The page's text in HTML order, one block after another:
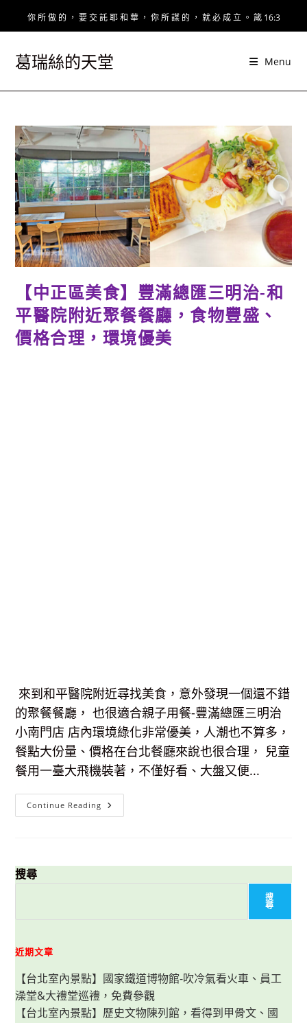
你 所 做 的 ， 要 交 託 耶 和 華 ， 你 所 謀 的 ， 就 必 成 立 。 箴 16:3
葛瑞絲的天堂 Menu
【中正區美食】豐滿總匯三明治-和
平醫院附近聚餐餐廳，食物豐盛、
價格合理，環境優美
來到和平醫院附近尋找美食，意外發現一個還不錯
的聚餐餐廳， 也很適合親子用餐-豐滿總匯三明治
小南門店 店內環境綠化非常優美，人潮也不算多，
餐點大份量、價格在台北餐廳來說也很合理， 兒童
餐用一臺大飛機裝著，不僅好看、大盤又便...
Continue Reading 【中
正
滿
聚
餐
餐
廳，
食
搜尋
搜
尋
近期文章
【台北室內景點】國家鐵道博物館-吹冷氣看火車、員工
澡堂&大禮堂巡禮，免費參觀
【台北室內景點】歷史文物陳列館，看得到甲骨文、國